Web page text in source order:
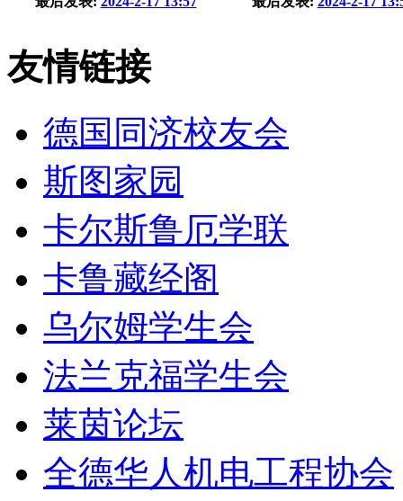
友情链接
德国同济校友会
斯图家园
卡尔斯鲁厄学联
卡鲁藏经阁
乌尔姆学生会
法兰克福学生会
莱茵论坛
全德华人机电工程协会